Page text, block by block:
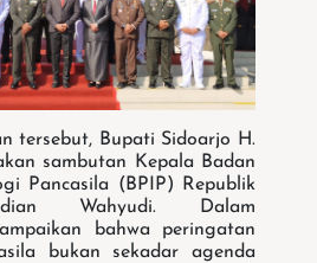
tersebut, Bupati Sidoarjo H.
sambutan Kepala Badan
Pancasila (BPIP) Republik
Wahyudi. Dalam
bahwa peringatan
bukan sekadar agenda